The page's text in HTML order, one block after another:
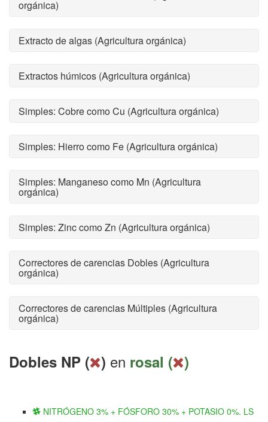
orgánica)
Extracto de algas (Agricultura orgánica)
Extractos húmicos (Agricultura orgánica)
Simples: Cobre como Cu (Agricultura orgánica)
Simples: Hierro como Fe (Agricultura orgánica)
Simples: Manganeso como Mn (Agricultura
orgánica)
Simples: Zinc como Zn (Agricultura orgánica)
Correctores de carencias Dobles (Agricultura
orgánica)
Correctores de carencias Múltiples (Agricultura
orgánica)
Dobles NP ( ) en rosal ( )
NITRÓGENO 3% + FÓSFORO 30% + POTASIO 0%. LS